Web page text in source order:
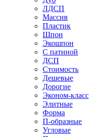
ЛДСП
Массив
Пластик
Шпон
Экошпон
С патиной
ДСП
Стоимость
Дешевые
Дорогие
Эконом-класс
Элитные
Форма
П-образные
Угловые